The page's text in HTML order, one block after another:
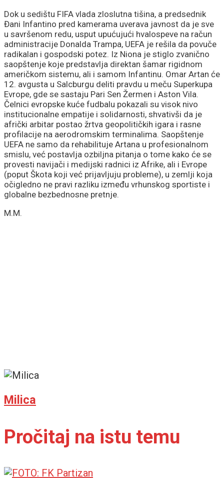
fantastičnih 300.000
evra!
Dok u sedištu FIFA vlada zloslutna tišina, a predsednik
Đani Infantino pred kamerama uverava javnost da je sve
u savršenom redu, usput upućujući hvalospeve na račun
administracije Donalda Trampa, UEFA je rešila da povuče
radikalan i gospodski potez. Iz Niona je stiglo zvanično
saopštenje koje predstavlja direktan šamar rigidnom
američkom sistemu, ali i samom Infantinu. Omar Artan će
12. avgusta u Salcburgu deliti pravdu u meču Superkupa
Evrope, gde se sastaju Pari Sen Žermen i Aston Vila.
Čelnici evropske kuće fudbalu pokazali su visok nivo
institucionalne empatije i solidarnosti, shvativši da je
afrički arbitar postao žrtva geopolitičkih igara i rasne
profilacije na aerodromskim terminalima. Saopštenje
UEFA ne samo da rehabilituje Artana u profesionalnom
smislu, već postavlja ozbiljna pitanja o tome kako će se
provesti navijači i medijski radnici iz Afrike, ali i Evrope
(poput Škota koji već prijavljuju probleme), u zemlji koja
očigledno ne pravi razliku između vrhunskog sportiste i
globalne bezbednosne pretnje.
M.M.
Milica
Pročitaj na istu temu